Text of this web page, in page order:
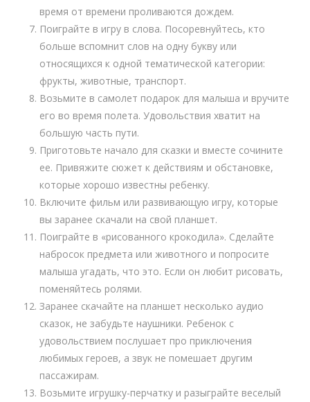
время от времени проливаются дождем.
Поиграйте в игру в слова. Посоревнуйтесь, кто
больше вспомнит слов на одну букву или
относящихся к одной тематической категории:
фрукты, животные, транспорт.
Возьмите в самолет подарок для малыша и вручите
его во время полета. Удовольствия хватит на
большую часть пути.
Приготовьте начало для сказки и вместе сочините
ее. Привяжите сюжет к действиям и обстановке,
которые хорошо известны ребенку.
Включите фильм или развивающую игру, которые
вы заранее скачали на свой планшет.
Поиграйте в «рисованного крокодила». Сделайте
набросок предмета или животного и попросите
малыша угадать, что это. Если он любит рисовать,
поменяйтесь ролями.
Заранее скачайте на планшет несколько аудио
сказок, не забудьте наушники. Ребенок с
удовольствием послушает про приключения
любимых героев, а звук не помешает другим
пассажирам.
Возьмите игрушку-перчатку и разыграйте веселый